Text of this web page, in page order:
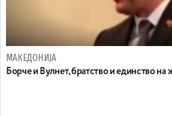
МАКЕДОНИЈА
Борче и Вулнет, братство и единство на